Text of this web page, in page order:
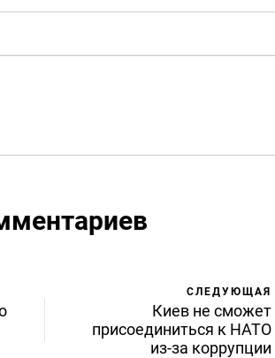
СЛЕДУЮЩАЯ
Киев не сможет
присоединиться к НАТО
из-за коррупции